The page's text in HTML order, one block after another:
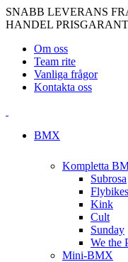
SNABB LEVERANS
HANDEL
Om oss
Team rite
Vanliga frågor
Kontakta oss
BMX
Kompletta
Subrosa
Flybikes
Kink
Cult
Sunday
We the
Mini-BMX